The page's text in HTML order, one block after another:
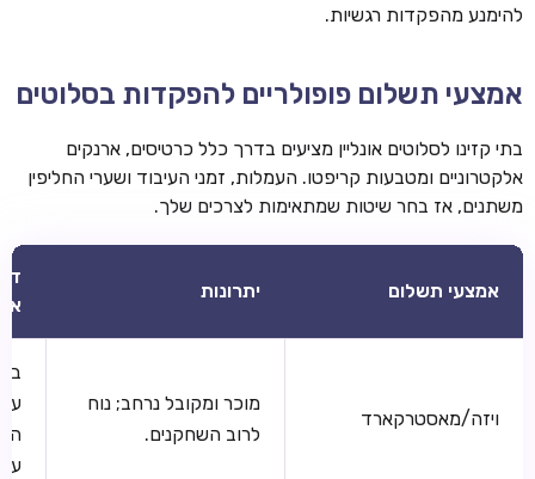
להימנע מהפקדות רגשיות.
אמצעי תשלום פופולריים להפקדות בסלוטים
בתי קזינו לסלוטים אונליין מציעים בדרך כלל כרטיסים, ארנקים
אלקטרוניים ומטבעות קריפטו. העמלות, זמני העיבוד ושערי החליפין
משתנים, אז בחר שיטות שמתאימות לצרכים שלך.
אמצעי תשלום יתרונות
ויזה/מאסטרקארד
מוכר ומקובל נרחב; נוח
לרוב השחקנים.